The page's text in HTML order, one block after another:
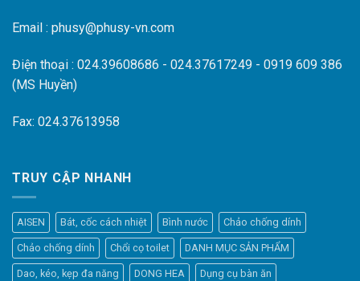
Email : phusy@phusy-vn.com
Điện thoại : 024.39608686 - 024.37617249 - 0919 609 386
(MS Huyền)
Fax: 024.37613958
TRUY CẬP NHANH
AISEN Bát, cốc cách nhiệt Bình nước Chảo chống dính
Chảo chống dính Chổi cọ toilet DANH MỤC SẢN PHẨM
Dao, kéo, kẹp đa năng DONG HEA Dụng cụ bàn ăn